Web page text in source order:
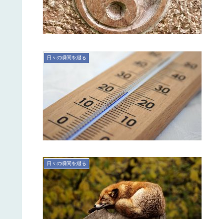
日々の瞬間を綴る
日々の瞬間を綴る